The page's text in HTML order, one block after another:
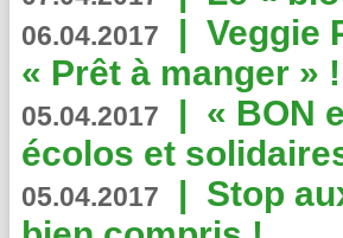
06.04.2017 | Veggie
« Prêt à manger » !
05.04.2017 | « BON
écolos et
05.04.2017 | Stop